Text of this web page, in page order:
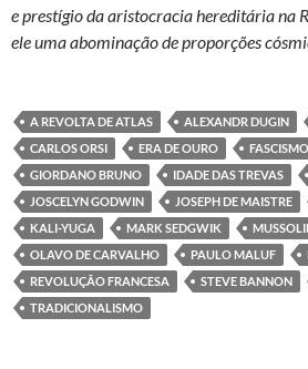
e prestígio da aristocracia hereditária na
ele uma abominação de proporções
A REVOLTA DE ATLAS ALEXANDR DUGIN
CARLOS ORSI
ERA DE OURO FASCISMO
GIORDANO BRUNO
IDADE DAS TREVAS
JOSCELYN GODWIN
JOSEPH DE MAISTRE
KALI-YUGA
MARK SEDGWIK
OLAVO DE CARVALHO
PAULO MALUF
REVOLUÇÃO FRANCESA
STEVE BANNON
TRADICIONALISMO